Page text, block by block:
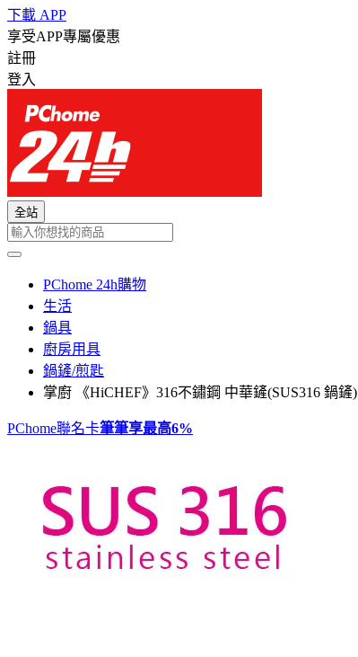
下載 APP
享受APP專屬優惠
註冊
登入
全站
PChome 24h購物
生活
鍋具
廚房用具
鍋鏟/煎匙
掌廚 《HiCHEF》316不鏽鋼 中華鏟(SUS316 鍋鏟)
PChome聯名卡筆筆享最高6%